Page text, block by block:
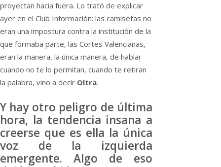
proyectan hacia fuera. Lo trató de explicar
ayer en el Club Información: las camisetas no
eran una impostura contra la institución de la
que formaba parte, las Cortes Valencianas,
eran la manera, la única manera, de hablar
cuando no te lo permitan, cuando te retiran
la palabra, vino a decir Oltra.
Y hay otro peligro de última
hora, la tendencia insana a
creerse que es ella la única
voz de la izquierda
emergente. Algo de eso